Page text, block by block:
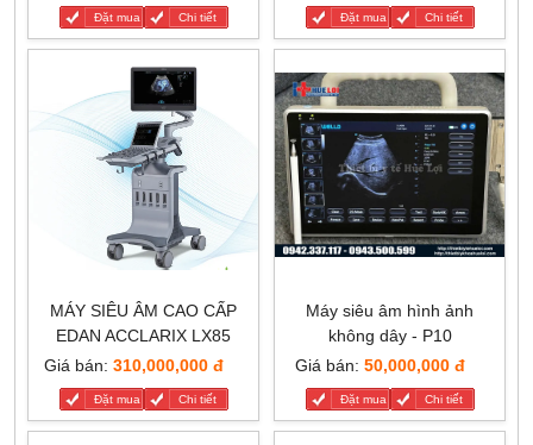
Đặt mua Chi tiết Đặt mua Chi tiết
MÁY SIÊU ÂM CAO CẤP
EDAN ACCLARIX LX85
Giá bán: 310,000,000 đ
Đặt mua Chi tiết
Máy siêu âm hình ảnh
không dây - P10
Giá bán: 50,000,000 đ
Đặt mua Chi tiết